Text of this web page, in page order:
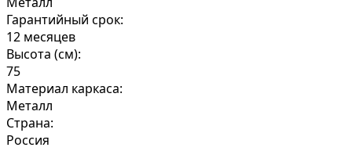
Гарантийный срок:
12 месяцев
Высота (см):
75
Материал каркаса:
Металл
Страна:
Россия